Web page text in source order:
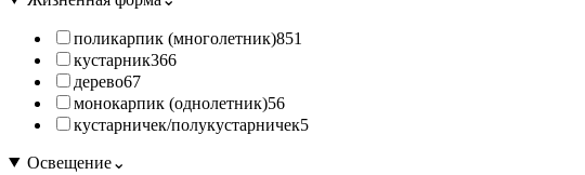
поликарпик (многолетник)851
кустарник366
дерево67
монокарпик (однолетник)56
кустарничек/полукустарничек5
Освещение⌄